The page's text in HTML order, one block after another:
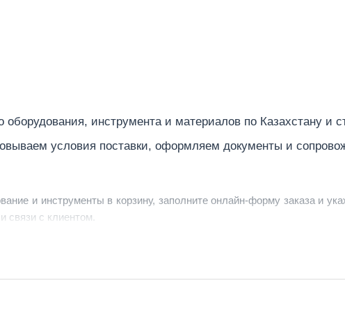
инструмента и материалов по Казахстану и
условия поставки, оформляем документы и
и инструменты в корзину, заполните онлайн-форму заказа и
связи с клиентом.
детали, рассчитать стоимость поставки и предложить